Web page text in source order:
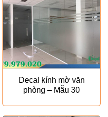
Decal kính mờ văn
phòng – Mẫu 30